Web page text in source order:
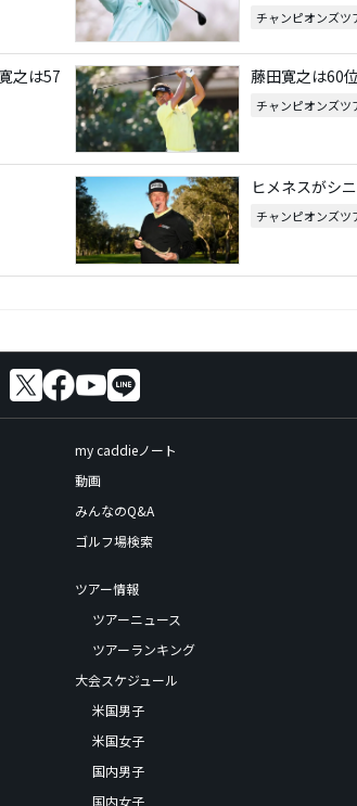
チャンピオンズツ
之は57
藤田寛之は60
チャンピオンズツ
ヒメネスがシ
チャンピオンズツ
my caddieノート
動画
みんなのQ&A
ゴルフ場検索
ツアー情報
ツアーニュース
ツアーランキング
大会スケジュール
米国男子
米国女子
国内男子
国内女子